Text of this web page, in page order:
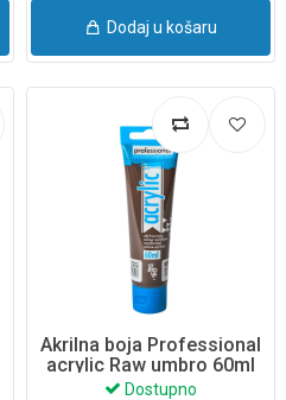
Dodaj u košaru
Akrilna boja Professional
acrylic Raw umbro 60ml
Dostupno